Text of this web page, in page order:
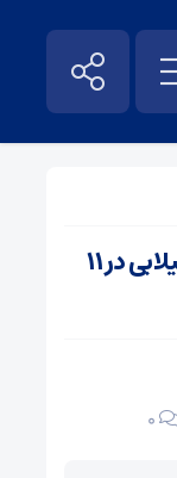
هشدار گردوخاک و بارش‌های سیلابی در ۱۱
۰